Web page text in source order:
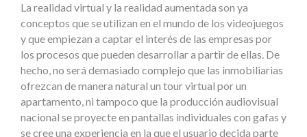
La realidad virtual y la realidad aumentada son ya
conceptos que se utilizan en el mundo de los videojuegos
y que empiezan a captar el interés de las empresas por
los procesos que pueden desarrollar a partir de ellas. De
hecho, no será demasiado complejo que las inmobiliarias
ofrezcan de manera natural un tour virtual por un
apartamento, ni tampoco que la producción audiovisual
nacional se proyecte en pantallas individuales con gafas y
se cree una experiencia en la que el usuario decida parte